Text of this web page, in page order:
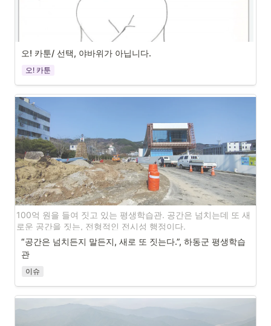
않은 무고한 사람들의 죽음이며, 인간성이 죽어버린 통치자들의 권력 과시
이다. 전쟁은 뉴스가 아니라 쓰라리고 끔찍한 현실이다. 그래도 우리는 양과
염소를 몰고 산골짜기의 목초를 찾아갈 것이며, 호두나무를 심고 도토리 열
매를 모아 먹을거리를 장만할 것이다. 평화롭고 사랑 속에서 살아가는 내일
을 위해서.” 그렇다. 굳이 스피노자의 말을 들먹일 필요도 없다. 내일 이 세상
이 문을 닫는다 해도 오늘 우리는 일상의 한 부분으로 나무도 심고 곡식도
가꾸어야 한다. 그리하여, 부디 유목민의 마을에 빨리 평화가 오기를... 가을
권영현
오! 카툰/ 선택, 야바위가 아닙니다.
오! 카툰
100억 원을 들여 짓고 있는 평생학습관. 공간은 넘치는데 또 새
로운 공간을 짓는, 전형적인 전시성 행정이다.
“공간은 넘치든지 말든지, 새로 또 짓는다.”, 하동군 평생학습
관
이슈